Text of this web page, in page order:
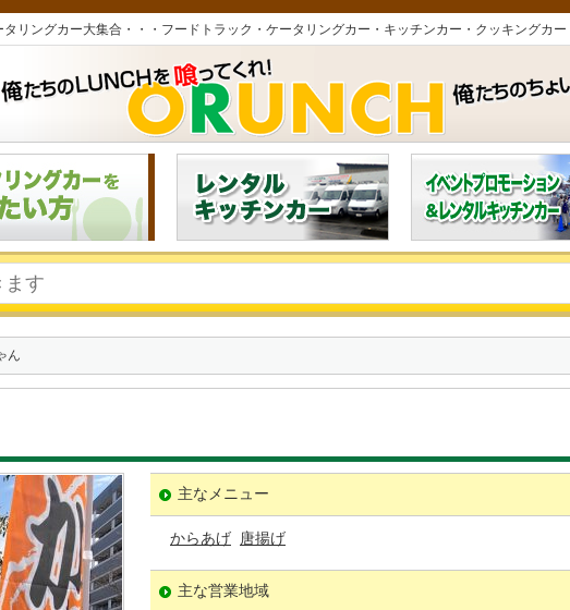
タリングカー大集合・・・フードトラック・ケータリングカー・キッチンカー・クッキングカ
ん
主なメニュー
からあげ 唐揚げ
主な営業地域